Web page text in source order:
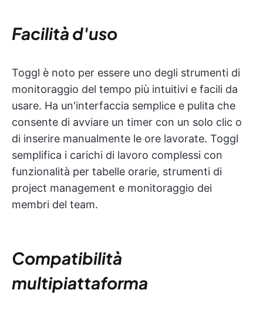
Facilità d'uso
Toggl è noto per essere uno degli strumenti di
monitoraggio del tempo più intuitivi e facili da
usare. Ha un'interfaccia semplice e pulita che
consente di avviare un timer con un solo clic o
di inserire manualmente le ore lavorate. Toggl
semplifica i carichi di lavoro complessi con
funzionalità per tabelle orarie, strumenti di
project management e monitoraggio dei
membri del team.
Compatibilità
multipiattaforma